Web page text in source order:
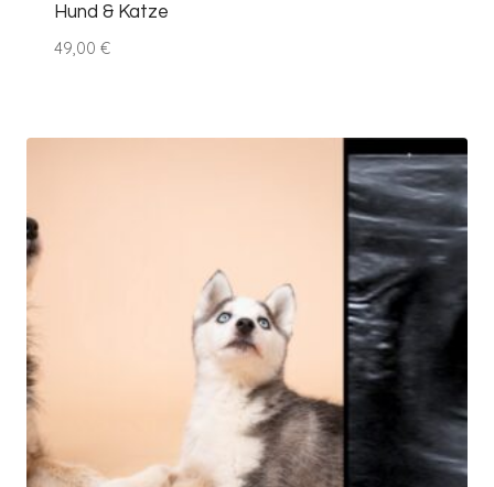
Hund & Katze
49,00 €